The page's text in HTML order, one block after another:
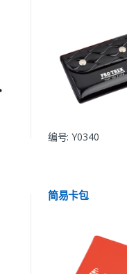
编号: Y0340
简易卡包